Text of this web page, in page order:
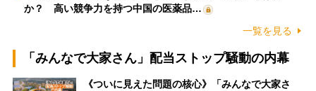
か？ 高い競争力を持つ中国の医薬品…
一覧を見る
「みんなで大家さん」配当ストップ騒動の内幕
《ついに見えた問題の核心》「みんなで大家さ